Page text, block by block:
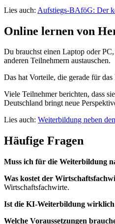
Lies auch: Aufstiegs-BAföG: Der
Online lernen von
Du brauchst einen Laptop oder
anderen Teilnehmern austauschen.
Das hat Vorteile, die gerade für
Viele Teilnehmer berichten, dass
Deutschland bringt neue
Lies auch: Weiterbildung neben
Häufige Fragen
Muss ich für die Weiterbildung
Was kostet der
Wirtschaftsfachwirte.
Ist die KI-Weiterbildung wirklich
Welche Voraussetzungen